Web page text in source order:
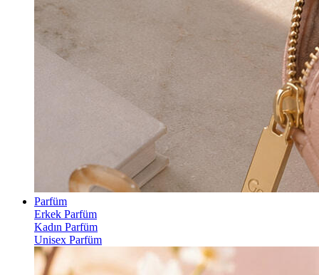
Parfüm
Erkek Parfüm
Kadın Parfüm
Unisex Parfüm